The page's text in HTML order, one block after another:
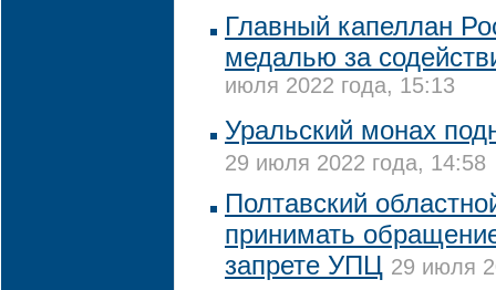
Главный капеллан
медалью за
июля 2022 года, 15:13
Уральский монах
29 июля 2022 года, 14:58
Полтавский
принимать
запрете УПЦ 29 июля